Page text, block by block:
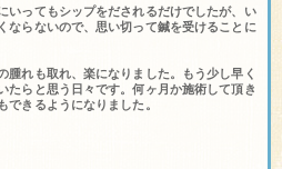
いってもシップをだされるだけでしたが、い
ならないので、思い切って鍼を受けることに
腫れも取れ、楽になりました。もう少し早く
たらと思う日々です。何ヶ月か施術して頂き
できるようになりました。